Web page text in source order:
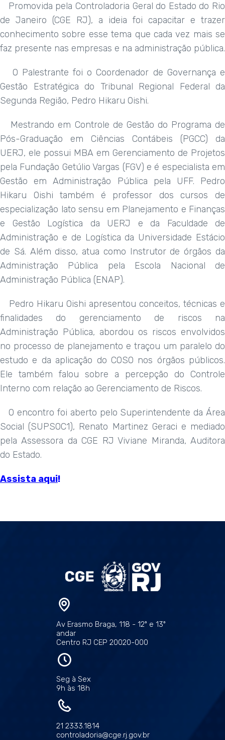
Promovida pela Controladoria Geral do Estado do Rio
de Janeiro (CGE RJ), a ideia foi capacitar e trazer
conhecimento sobre esse tema que cada vez mais se
faz presente nas empresas e na administração pública.
O Palestrante foi o Coordenador de Governança e
Gestão Estratégica do Tribunal Regional Federal da
Segunda Região, Pedro Hikaru Oishi.
Mestrando em Controle de Gestão do Programa de
Pós-Graduação em Ciências Contábeis (PGCC) da
UERJ, ele possui MBA em Gerenciamento de Projetos
pela Fundação Getúlio Vargas (FGV) e é especialista em
Gestão em Administração Pública pela UFF. Pedro
Hikaru Oishi também é professor dos cursos de
especialização lato sensu em Planejamento e Finanças
e Gestão Logística da UERJ e da Faculdade de
Administração e de Logística da Universidade Estácio
de Sá. Além disso, atua como Instrutor de órgãos da
Administração Pública pela Escola Nacional de
Administração Pública (ENAP).
Pedro Hikaru Oishi apresentou conceitos, técnicas e
finalidades do gerenciamento de riscos na
Administração Pública, abordou os riscos envolvidos
no processo de planejamento e traçou um paralelo do
estudo e da aplicação do COSO nos órgãos públicos.
Ele também falou sobre a percepção do Controle
Interno com relação ao Gerenciamento de Riscos.
O encontro foi aberto pelo Superintendente da Área
Social (SUPSOC1), Renato Martinez Geraci e mediado
pela Assessora da CGE RJ Viviane Miranda, Auditora
do Estado.
Assista aqui!
Av Erasmo Braga, 118 - 12º e 13º
andar
Centro RJ CEP 20020-000
Seg à Sex
9h às 18h
21 2333.1814
controladoria@cge.rj.gov.br